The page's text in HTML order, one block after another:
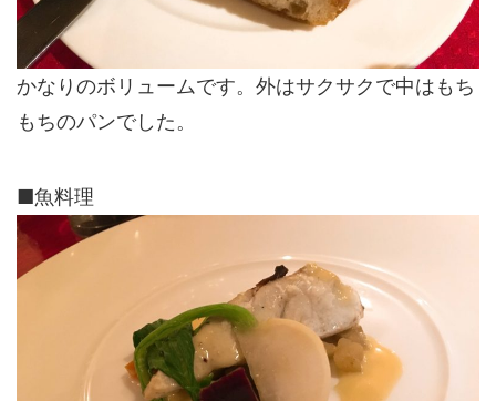
かなりのボリュームです。外はサクサクで中はもち
もちのパンでした。
■魚料理